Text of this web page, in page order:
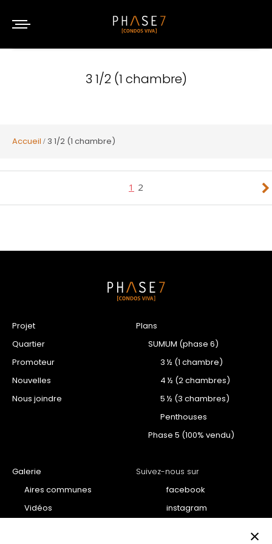
3 1/2 (1 chambre)
Accueil 3 1/2 (1 chambre)
1 2
Projet
Quartier
Promoteur
Nouvelles
Nous joindre
Plans
SUMUM (phase 6)
3 ½ (1 chambre)
4 ½ (2 chambres)
5 ½ (3 chambres)
Penthouses
Phase 5 (100% vendu)
Galerie
Aires communes
Vidéos
Suivez-nous sur
facebook
instagram
×